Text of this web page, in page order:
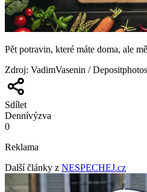
Pět potravin, které máte doma, ale
Zdroj: VadimVasenin / Depositphotos
Sdílet
Dennívýzva
0
Reklama
Další články z NESPECHEJ.cz